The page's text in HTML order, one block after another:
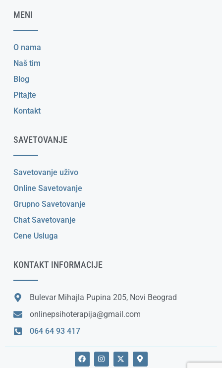
MENI
O nama
Naš tim
Blog
Pitajte
Kontakt
SAVETOVANJE
Savetovanje uživo
Online Savetovanje
Grupno Savetovanje
Chat Savetovanje
Cene Usluga
KONTAKT INFORMACIJE
Bulevar Mihajla Pupina 205, Novi Beograd
onlinepsihoterapija@gmail.com
064 64 93 417
F
a
I
n
X
-
M
a